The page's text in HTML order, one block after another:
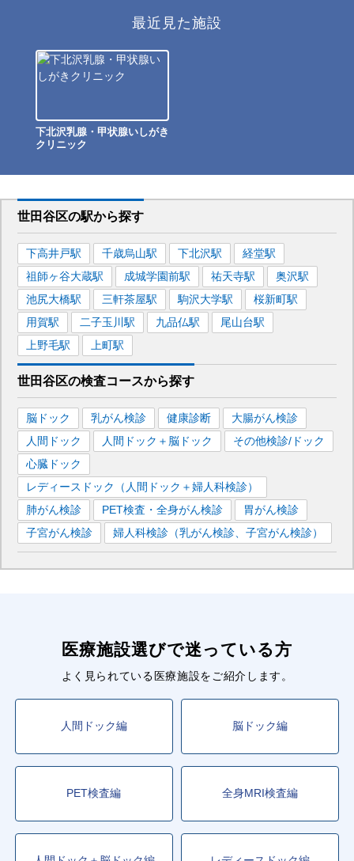
最近見た施設
下北沢乳腺・甲状腺いしがき
クリニック
世田谷区の駅から探す
下高井戸駅 千歳烏山駅 下北沢駅 経堂駅
祖師ヶ谷大蔵駅 成城学園前駅 祐天寺駅 奥沢駅
池尻大橋駅 三軒茶屋駅 駒沢大学駅 桜新町駅
用賀駅 二子玉川 駅 九品仏駅 尾山台駅
上野毛駅 上町駅
世田谷区の検査コースから探す
脳ドック 乳がん検診 健康診断
大腸がん検診
人間ドック
人間ドック＋脳ドック
その他検診/ドック
心臓ドック
レディースドック（人間ドック＋婦人科検診）
肺がん検診
PET検査・全身がん検診
胃がん検診
子宮がん検診
婦人科検診（乳がん検診、子宮がん検診）
医療施設選びで迷っている方
よく見られている医療施設をご紹介します。
人間ドック編 脳ドック編
PET検査編 全身MRI検査編